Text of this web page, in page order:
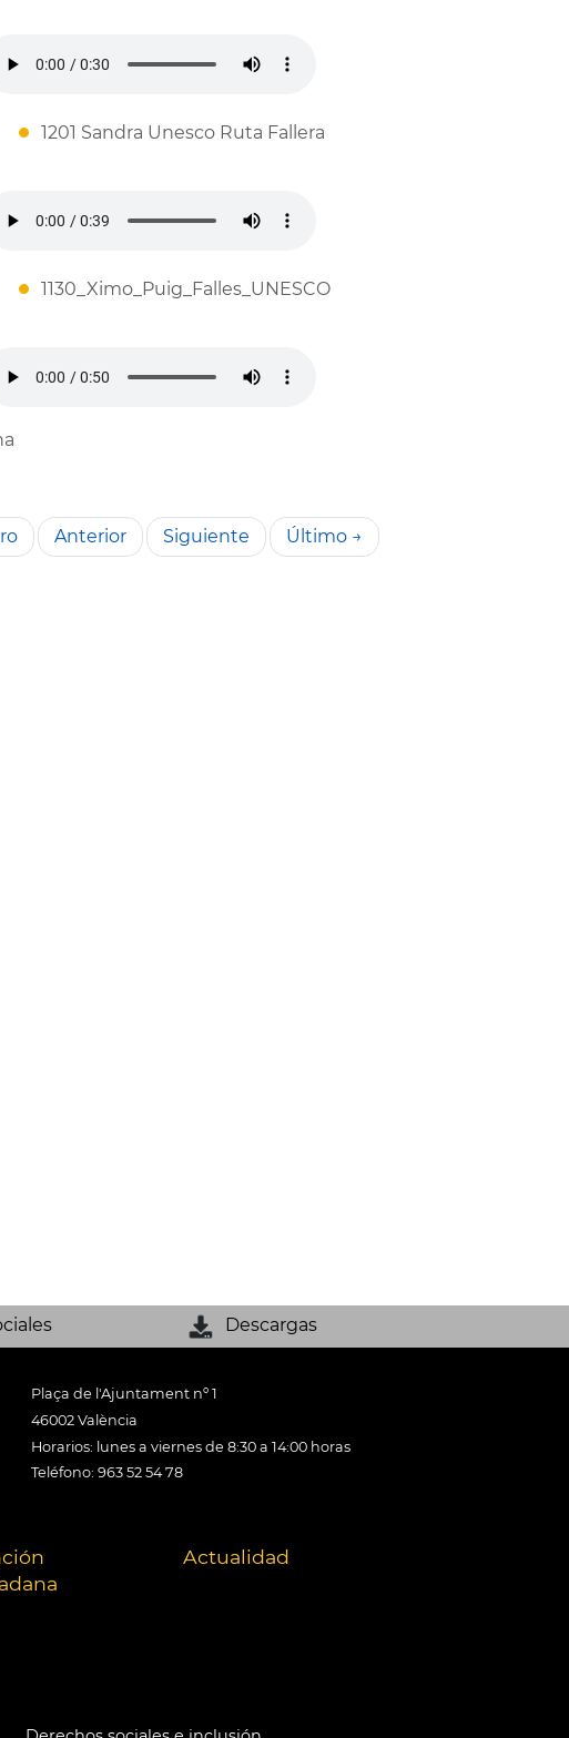
1201 Sandra Unesco Ruta Fallera
1130_Ximo_Puig_Falles_UNESCO
Anterior Siguiente Último →
Descargas
Plaça de l'Ajuntament nº 1
46002 València
Horarios: lunes a viernes de 8:30 a 14:00 horas
Teléfono: 963 52 54 78
Actualidad